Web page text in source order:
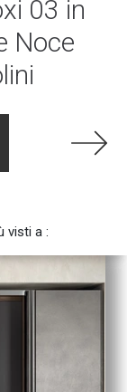
03 in
Noce
visti a :